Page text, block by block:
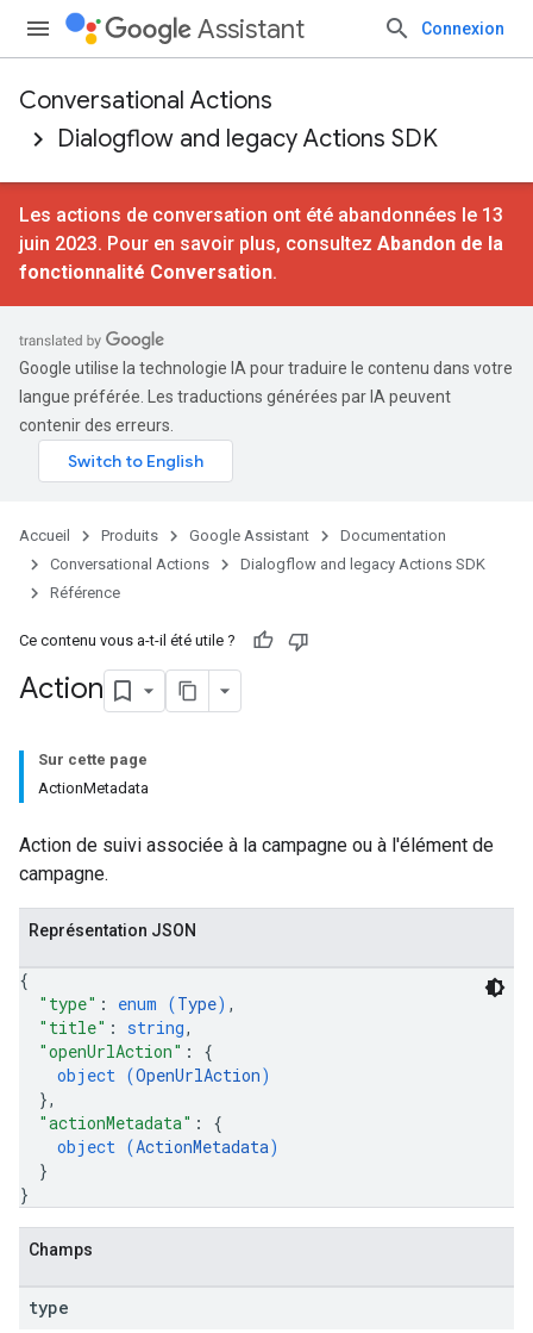
Assistant Connexion
Conversational Actions
Dialogflow and legacy Actions SDK
Les actions de conversation ont été abandonnées le 13
juin 2023. Pour en savoir plus, consultez Abandon de la
fonctionnalité Conversation.
Google utilise la technologie IA pour traduire le contenu dans votre
langue préférée. Les traductions générées par IA peuvent
contenir des erreurs.
Accueil Produits Google Assistant
Documentation
Conversational Actions
Dialogflow and legacy Actions SDK
Référence
Ce contenu vous a-t-il été utile ?
Action
Sur cette page
ActionMetadata
Action de suivi associée à la campagne ou à l'élément de
campagne.
Représentation JSON
{
"type" : enum (Type) ,
"title" : string,
"openUrlAction" : {
object (OpenUrlAction)
},
"actionMetadata" : {
object (ActionMetadata)
}
}
Champs
type